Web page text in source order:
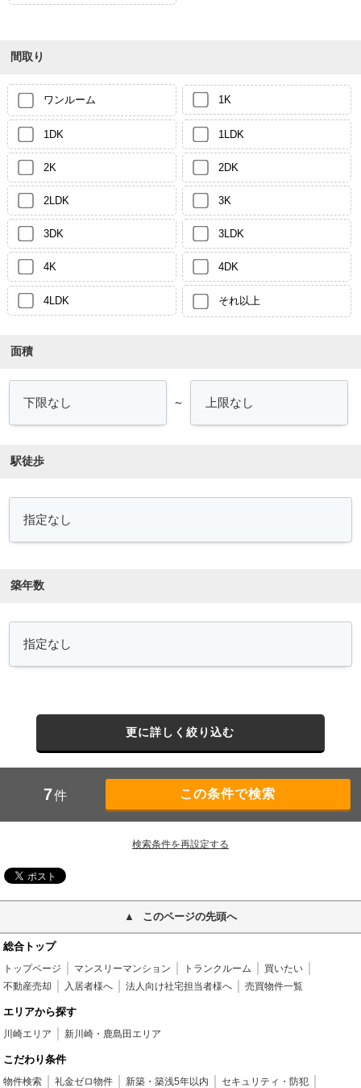
間取り
ワンルーム 1K
1DK 1LDK
2K 2DK
2LDK 3K
3DK 3LDK
4K 4DK
4LDK それ以上
面積
～
駅徒歩
築年数
更に詳しく絞り込む
7件
検索条件を再設定する
このページの先頭へ
総合トップ
トップページ マンスリーマンション トランクルーム
買いたい
不動産売却
入居者様へ 法人向け社宅担当者様へ 売買物件一覧
エリアから探す
川崎エリア 新川崎・鹿島田エリア
こだわり条件
物件検索 礼金ゼロ物件 新築・築浅5年以内
セキュリティ・防犯